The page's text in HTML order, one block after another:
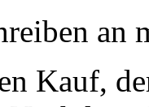
Kauf,